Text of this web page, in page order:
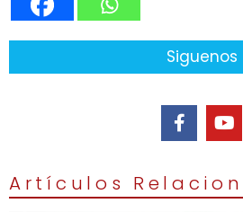
Siguenos
Artículos